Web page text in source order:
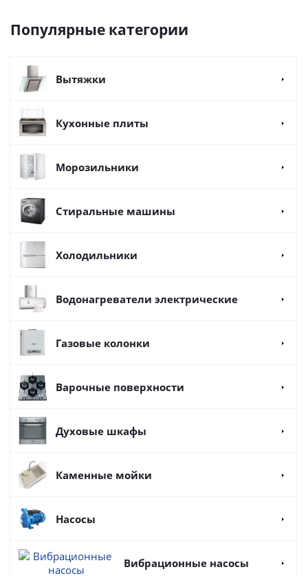
Популярные категории
Вытяжки
Кухонные плиты
Морозильники
Стиральные машины
Холодильники
Водонагреватели электрические
Газовые колонки
Варочные поверхности
Духовые шкафы
Каменные мойки
Насосы
Вибрационные насосы